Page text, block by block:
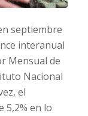
septiembre
interanual
Mensual de
Nacional
el
5,2% en lo